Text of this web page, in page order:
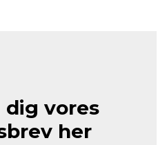
dig vores
her